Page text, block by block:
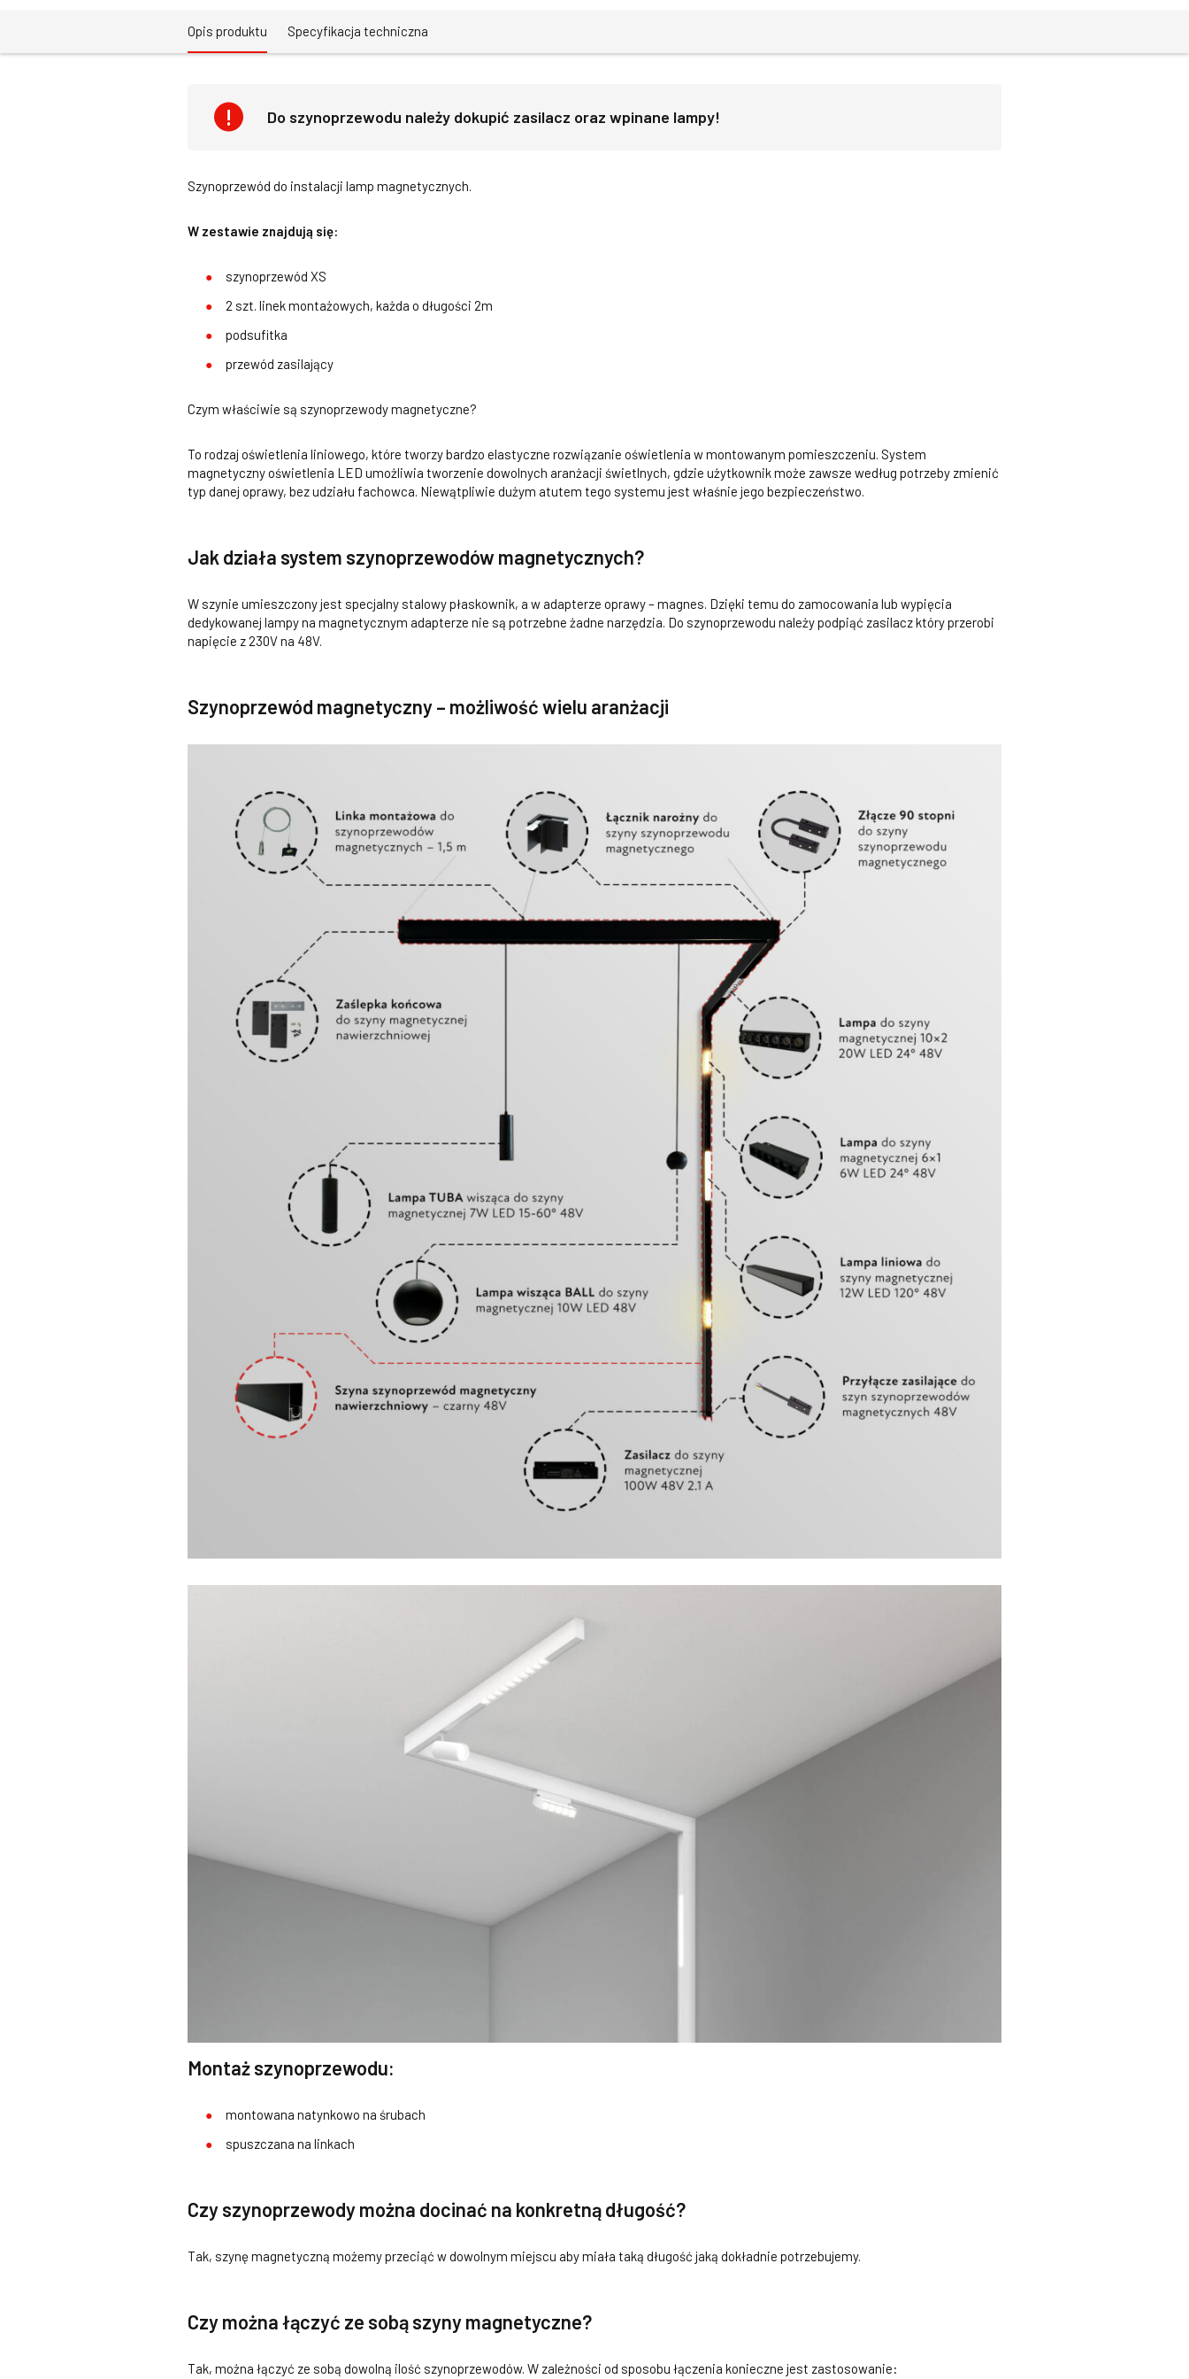
Opis produktu Specyfikacja techniczna
Do szynoprzewodu należy dokupić zasilacz oraz wpinane lampy!
Szynoprzewód do instalacji lamp magnetycznych.
W zestawie znajdują się:
szynoprzewód XS
2 szt. linek montażowych, każda o długości 2m
podsufitka
przewód zasilający
Czym właściwie są szynoprzewody magnetyczne?
To rodzaj oświetlenia liniowego, które tworzy bardzo elastyczne rozwiązanie oświetlenia w montowanym pomieszczeniu. System
magnetyczny oświetlenia LED umożliwia tworzenie dowolnych aranżacji świetlnych, gdzie użytkownik może zawsze według potrzeby zmienić
typ danej oprawy, bez udziału fachowca. Niewątpliwie dużym atutem tego systemu jest właśnie jego bezpieczeństwo.
Jak działa system szynoprzewodów magnetycznych?
W szynie umieszczony jest specjalny stalowy płaskownik, a w adapterze oprawy – magnes. Dzięki temu do zamocowania lub wypięcia
dedykowanej lampy na magnetycznym adapterze nie są potrzebne żadne narzędzia. Do szynoprzewodu należy podpiąć zasilacz który przerobi
napięcie z 230V na 48V.
Szynoprzewód magnetyczny – możliwość wielu aranżacji
Montaż szynoprzewodu:
montowana natynkowo na śrubach
spuszczana na linkach
Czy szynoprzewody można docinać na konkretną długość?
Tak, szynę magnetyczną możemy przeciąć w dowolnym miejscu aby miała taką długość jaką dokładnie potrzebujemy.
Czy można łączyć ze sobą szyny magnetyczne?
Tak, można łączyć ze sobą dowolną ilość szynoprzewodów. W zależności od sposobu łączenia konieczne jest zastosowanie: